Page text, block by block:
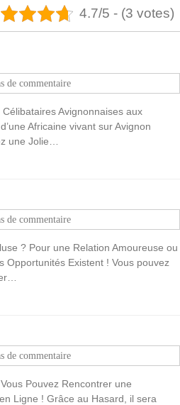
4.7/5 - (3 votes)
de commentaire
Avignonnaises aux
Africaine vivant sur Avignon
une Jolie…
de commentaire
? Pour une Relation Amoureuse ou
Opportunités Existent ! Vous pouvez
de commentaire
Pouvez Rencontrer une
Ligne ! Grâce au Hasard, il sera